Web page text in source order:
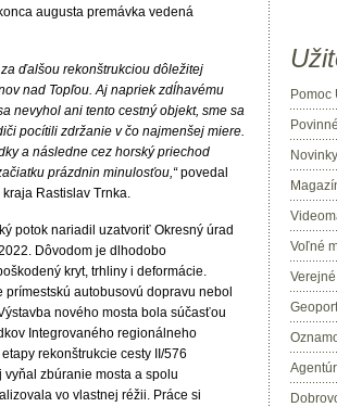
augusta premávka vedená
ďalšou rekonštrukciou dôležitej
nad Topľou. Aj napriek zdĺhavému
nevyhol ani tento cestný objekt, sme sa
pocítili zdržanie v čo najmenšej miere.
a následne cez horský priechod
prázdnin minulosťou,“povedal
Rastislav Trnka.
potok nariadil uzatvoriť Okresný úrad
Dôvodom je dlhodobo
kryt, trhliny i deformácie.
autobusovú dopravu nebol
nového mosta bola súčasťou
Integrovaného regionálneho
rekonštrukcie cesty II/576
vyňal zbúranie mosta a spolu
vo vlastnej réžii. Práce si
Pomoc
Voľné